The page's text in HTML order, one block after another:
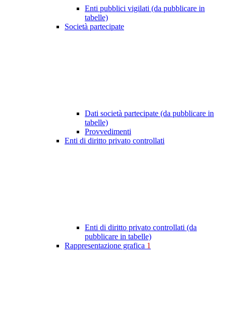
Enti pubblici vigilati (da pubblicare in
tabelle)
Società partecipate
Dati società partecipate (da pubblicare in
tabelle)
Provvedimenti
Enti di diritto privato controllati
Enti di diritto privato controllati (da
pubblicare in tabelle)
Rappresentazione grafica 1